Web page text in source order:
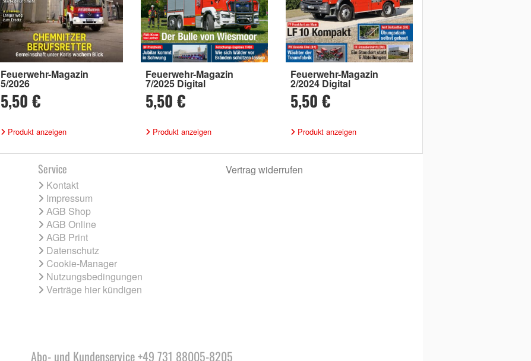
Feuerwehr-Magazin
5/2026
5,50 €
Produkt anzeigen
Feuerwehr-Magazin
7/2025 Digital
5,50 €
Produkt anzeigen
Feuerwehr-Magazin
2/2024 Digital
5,50 €
Produkt anzeigen
Service
Kontakt
Impressum
AGB Shop
AGB Online
AGB Print
Datenschutz
Cookie-Manager
Nutzungsbedingungen
Verträge hier kündigen
Vertrag widerrufen
Abo- und Kundenservice +49 731 88005-8205